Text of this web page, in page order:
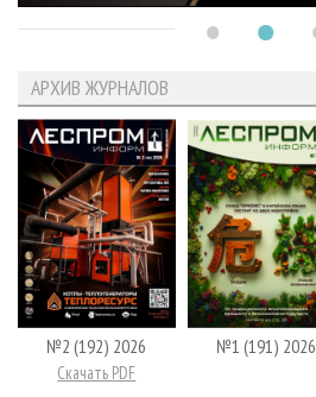
АРХИВ ЖУРНАЛОВ
№2 (192) 2026
Скачать PDF
№1 (191) 2026